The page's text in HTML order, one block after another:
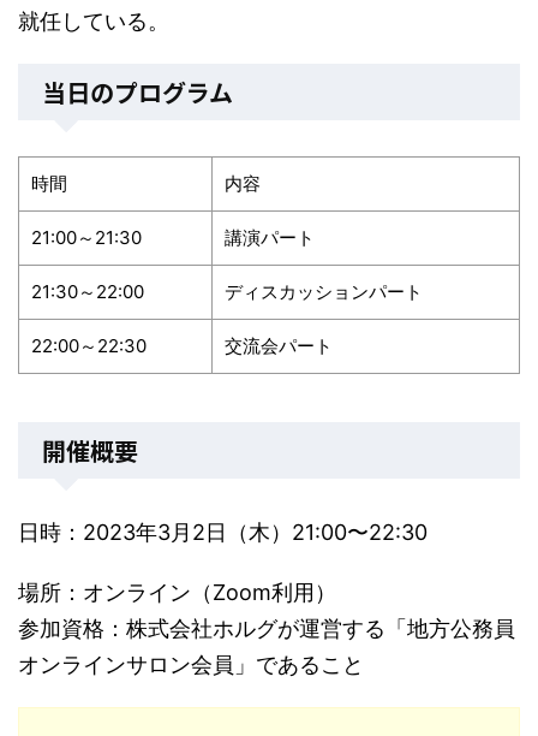
就任している。
当日のプログラム
時間 内容
21:00～21:30 講演パート
21:30～22:00 ディスカッションパート
22:00～22:30 交流会パート
開催概要
日時：2023年3月2日（木）21:00〜22:30
場所：オンライン（Zoom利用）
参加資格：株式会社ホルグが運営する「地方公務員
オンラインサロン会員」であること